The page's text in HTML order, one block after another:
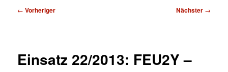
Beitragsnavigation
← Vorheriger Nächster →
Einsatz 22/2013: FEU2Y –